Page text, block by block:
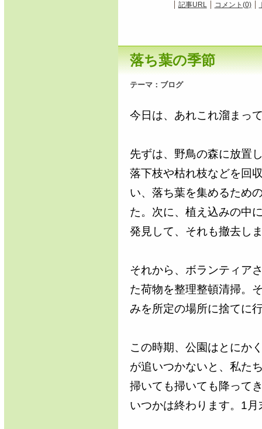
記事URL コメント(0)
落ち葉の季節
テーマ： ブログ
今日は、あれこれ溜まっ
先ずは、野鳥の森に放置
落下枝や枯れ枝などを回
い、落ち葉を集めるため
た。次に、植え込みの中
発見して、それも撤去し
それから、ボランティア
た荷物を整理整頓清掃。
みを所定の場所に捨てに
この時期、公園はとにか
が追いつかないと、私た
掃いても掃いても降って
いつかは終わります。1